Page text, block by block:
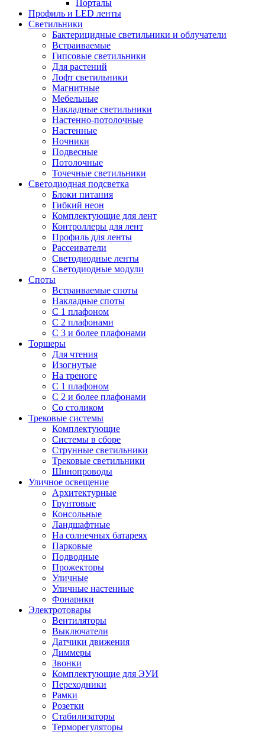
Порталы
Профиль и LED ленты
Светильники
Бактерицидные светильники и облучатели
Встраиваемые
Гипсовые светильники
Для растений
Лофт светильники
Магнитные
Мебельные
Накладные светильники
Настенно-потолочные
Настенные
Ночники
Подвесные
Потолочные
Точечные светильники
Светодиодная подсветка
Блоки питания
Гибкий неон
Комплектующие для лент
Контроллеры для лент
Профиль для ленты
Рассеиватели
Светодиодные ленты
Светодиодные модули
Споты
Встраиваемые споты
Накладные споты
С 1 плафоном
С 2 плафонами
С 3 и более плафонами
Торшеры
Для чтения
Изогнутые
На треноге
С 1 плафоном
С 2 и более плафонами
Со столиком
Трековые системы
Комплектующие
Системы в сборе
Струнные светильники
Трековые светильники
Шинопроводы
Уличное освещение
Архитектурные
Грунтовые
Консольные
Ландшафтные
На солнечных батареях
Парковые
Подводные
Прожекторы
Уличные
Уличные настенные
Фонарики
Электротовары
Вентиляторы
Выключатели
Датчики движения
Диммеры
Звонки
Комплектующие для ЭУИ
Переходники
Рамки
Розетки
Стабилизаторы
Терморегуляторы